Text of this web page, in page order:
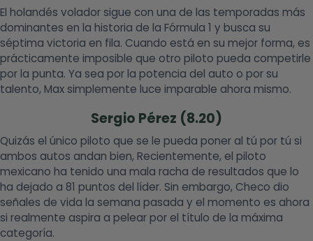
El holandés volador sigue con una de las temporadas más
dominantes en la historia de la Fórmula 1 y busca su
séptima victoria en fila. Cuando está en su mejor forma, es
prácticamente imposible que otro piloto pueda competirle
por la punta. Ya sea por la potencia del auto o por su
talento, Max simplemente luce imparable ahora mismo.
Sergio Pérez (8.20)
Quizás el único piloto que se le pueda poner al tú por tú si
ambos autos andan bien, Recientemente, el piloto
mexicano ha tenido una mala racha de resultados que lo
ha dejado a 81 puntos del líder. Sin embargo, Checo dio
señales de vida la semana pasada y el momento es ahora
si realmente aspira a pelear por el título de la máxima
categoría.